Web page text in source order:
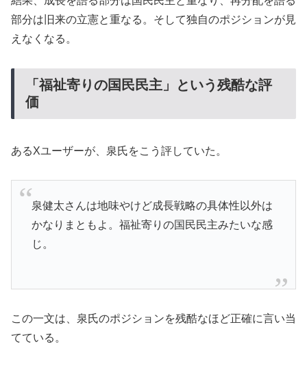
部分は旧来の立憲と重なる。そして独自のポジションが見
えなくなる。
「福祉寄りの国民民主」という残酷な評
価
あるXユーザーが、泉氏をこう評していた。
泉健太さんは地味やけど成長戦略の具体性以外は
かなりまともよ。福祉寄りの国民民主みたいな感
じ。
この一文は、泉氏のポジションを残酷なほど正確に言い当
てている。